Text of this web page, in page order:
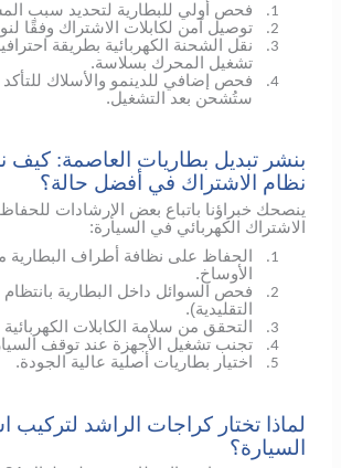
1. فحص أولي للبطارية لتحديد سبب
2. توصيل آمن لكابلات الاشتراك وفقًا
3.
نقل الشحنة الكهربائية بطريقة
تشغيل المحرك بسلاسة.
4. فحص إضافي للدينمو والأسلاك
ستُشحن بعد التشغيل.
بنشر تبديل بطاريات العاصمة:
نظام الاشتراك في أفضل حالة؟
ينصحك خبراؤنا باتباع بعض الإرشادات
الاشتراك الكهربائي في السيارة:
1.
الحفاظ على نظافة أطراف البطارية
الأوساخ.
2.
فحص السوائل داخل البطارية
التقليدية).
3. التحقق من سلامة الكابلات
4. تجنب تشغيل الأجهزة عند توقف
5. اختيار بطاريات أصلية عالية الجودة.
لماذا تختار كراجات الراشد لتركيب
السيارة؟